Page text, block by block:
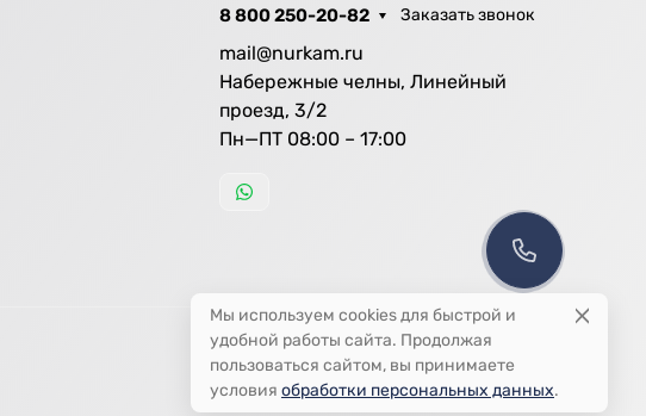
8 800 250-20-82 Заказать звонок
mail@nurkam.ru
Набережные челны, Линейный
проезд, 3/2
Пн—ПТ 08:00 – 17:00
Мы используем cookies для быстрой и
удобной работы сайта. Продолжая
пользоваться сайтом, вы принимаете
условия обработки персональных данных.